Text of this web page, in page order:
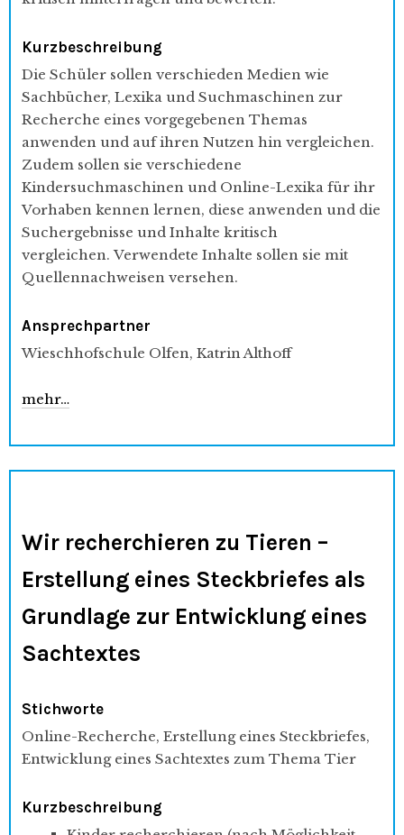
Kurzbeschreibung
Die Schüler sollen verschieden Medien wie
Sachbücher, Lexika und Suchmaschinen zur
Recherche eines vorgegebenen Themas
anwenden und auf ihren Nutzen hin vergleichen.
Zudem sollen sie verschiedene
Kindersuchmaschinen und Online-Lexika für ihr
Vorhaben kennen lernen, diese anwenden und die
Suchergebnisse und Inhalte kritisch
vergleichen. Verwendete Inhalte sollen sie mit
Quellennachweisen versehen.
Ansprechpartner
Wieschhofschule Olfen, Katrin Althoff
mehr…
Wir recherchieren zu Tieren –
Erstellung eines Steckbriefes als
Grundlage zur Entwicklung eines
Sachtextes
Stichworte
Online-Recherche, Erstellung eines Steckbriefes,
Entwicklung eines Sachtextes zum Thema Tier
Kurzbeschreibung